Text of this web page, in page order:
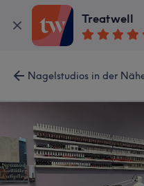
Treatwell
Nagelstudios in der